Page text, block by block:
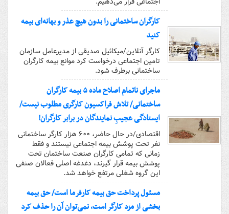
کارگران ساختمانی را بدون هیچ عذر و بهانه‌ای بیمه
کنید
کارگر آنلاین/میکائیل صدیقی از مدیرعامل سازمان
تامین اجتماعی درخواست کرد موانع بیمه کارگران
ساختمانی برطرف شود.
ماجرای ناتمام اصلاح ماده ۵ بیمه کارگران
ساختمانی/ تلاش فراکسیون کارگری مطلوب نیست/
ایستادگی عجیبِ نمایندگان در برابر کارگران!
اقتصادی/در حال حاضر، ۶۰۰ هزار کارگر ساختمانی
نفر تحت پوشش بیمه اجتماعی نیستند و فقط
زمانی که تمامی کارگران صنعت ساختمان تحت
پوشش بیمه قرار گیرند، دغدغه اصلی فعالان صنفی
این گروه شغلی مرتفع خواهد شد.
مسئول پرداخت حق بیمه کارفرما است/ حق بیمه
بخشی از مزد کارگر است، نمی‌توان آن را حذف کرد